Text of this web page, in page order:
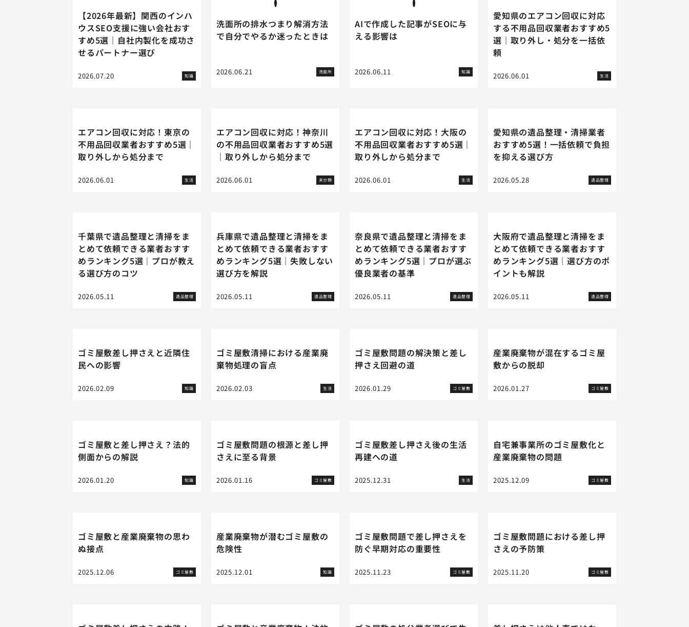
【2026年最新】関西のインハ
ウスSEO支援に強い会社おす
すめ5選｜自社内製化を成功さ
せるパートナー選び
2026.07.20 知識
洗面所の排水つまり解消方法
で自分でやるか迷ったときは
2026.06.21 洗面所
AIで作成した記事がSEOに与
える影響は
2026.06.11 知識
愛知県のエアコン回収に対応
する不用品回収業者おすすめ5
選｜取り外し・処分を一括依
頼
2026.06.01 生活
エアコン回収に対応！東京の
不用品回収業者おすすめ5選｜
取り外しから処分まで
2026.06.01 生活
エアコン回収に対応！神奈川
の不用品回収業者おすすめ5選
｜取り外しから処分まで
2026.06.01 未分類
エアコン回収に対応！大阪の
不用品回収業者おすすめ5選｜
取り外しから処分まで
2026.06.01 生活
愛知県の遺品整理・清掃業者
おすすめ5選！一括依頼で負担
を抑える選び方
2026.05.28 遺品整理
千葉県で遺品整理と清掃をま
とめて依頼できる業者おすす
めランキング5選｜プロが教え
る選び方のコツ
2026.05.11 遺品整理
兵庫県で遺品整理と清掃をま
とめて依頼できる業者おすす
めランキング5選｜失敗しない
選び方を解説
2026.05.11 遺品整理
奈良県で遺品整理と清掃をま
とめて依頼できる業者おすす
めランキング5選｜プロが選ぶ
優良業者の基準
2026.05.11 遺品整理
大阪府で遺品整理と清掃をま
とめて依頼できる業者おすす
めランキング5選｜選び方のポ
イントも解説
2026.05.11 遺品整理
ゴミ屋敷差し押さえと近隣住
民への影響
2026.02.09 知識
ゴミ屋敷清掃における産業廃
棄物処理の盲点
2026.02.03 生活
ゴミ屋敷問題の解決策と差し
押さえ回避の道
2026.01.29 ゴミ屋敷
産業廃棄物が混在するゴミ屋
敷からの脱却
2026.01.27 ゴミ屋敷
ゴミ屋敷と差し押さえ？法的
側面からの解説
2026.01.20 知識
ゴミ屋敷問題の根源と差し押
さえに至る背景
2026.01.16 ゴミ屋敷
ゴミ屋敷差し押さえ後の生活
再建への道
2025.12.31 生活
自宅兼事業所のゴミ屋敷化と
産業廃棄物の問題
2025.12.09 ゴミ屋敷
ゴミ屋敷と産業廃棄物の思わ
ぬ接点
2025.12.06 ゴミ屋敷
産業廃棄物が潜むゴミ屋敷の
危険性
2025.12.01 知識
ゴミ屋敷問題で差し押さえを
防ぐ早期対応の重要性
2025.11.23 ゴミ屋敷
ゴミ屋敷問題における差し押
さえの予防策
2025.11.20 ゴミ屋敷